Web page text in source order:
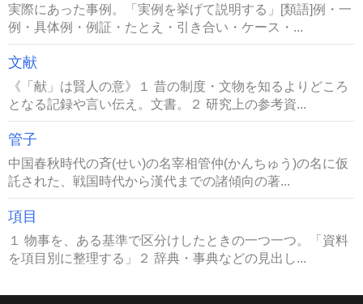
実際にあった事例。「実例を挙げて説明する」[類語]例・一
例・具体例・例証・たとえ・引き合い・ケース・...
文献
《「献」は賢人の意》１ 昔の制度・文物を知るよりどころ
となる記録や言い伝え。文書。２ 研究上の参考資...
管子
中国春秋時代の斉(せい)の名宰相管仲(かんちゅう)の名に仮
託された、戦国時代から漢代までの諸傾向の著...
項目
１ 物事を、ある基準で区分けしたときの一つ一つ。「資料
を項目別に整理する」２ 辞典・事典などの見出し...